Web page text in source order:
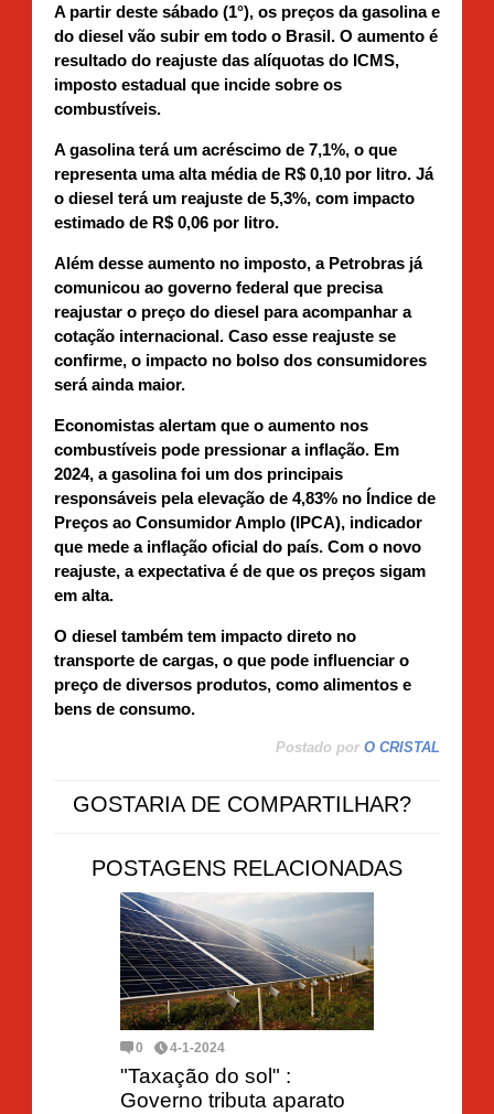
A partir deste sábado (1°), os preços da gasolina e
do diesel vão subir em todo o Brasil. O aumento é
resultado do reajuste das alíquotas do ICMS,
imposto estadual que incide sobre os
combustíveis.
A gasolina terá um acréscimo de 7,1%, o que
representa uma alta média de R$ 0,10 por litro. Já
o diesel terá um reajuste de 5,3%, com impacto
estimado de R$ 0,06 por litro.
Além desse aumento no imposto, a Petrobras já
comunicou ao governo federal que precisa
reajustar o preço do diesel para acompanhar a
cotação internacional. Caso esse reajuste se
confirme, o impacto no bolso dos consumidores
será ainda maior.
Economistas alertam que o aumento nos
combustíveis pode pressionar a inflação. Em
2024, a gasolina foi um dos principais
responsáveis pela elevação de 4,83% no Índice de
Preços ao Consumidor Amplo (IPCA), indicador
que mede a inflação oficial do país. Com o novo
reajuste, a expectativa é de que os preços sigam
em alta.
O diesel também tem impacto direto no
transporte de cargas, o que pode influenciar o
preço de diversos produtos, como alimentos e
bens de consumo.
Postado por O CRISTAL
GOSTARIA DE COMPARTILHAR?
POSTAGENS RELACIONADAS
0 4-1-2024
"Taxação do sol" :
Governo tributa aparato